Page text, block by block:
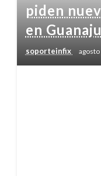
piden
en
soporteinfix